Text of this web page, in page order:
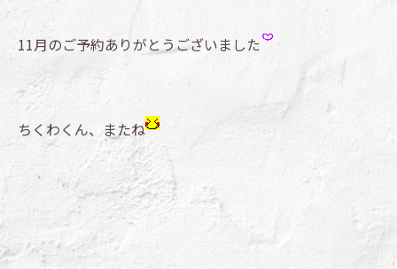
11月のご予約ありがとうございました
ちくわくん、またね